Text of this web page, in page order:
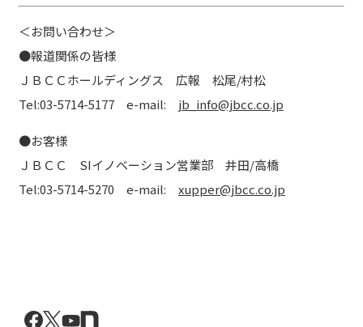
＜お問い合わせ＞
●報道関係の皆様
ＪＢＣＣホールディングス 広報 松尾/村松
Tel:03-5714-5177 e-mail: jb_info@jbcc.co.jp
●お客様
ＪＢＣＣ SIイノベーション営業部 井田/高橋
Tel:03-5714-5270 e-mail: xupper@jbcc.co.jp